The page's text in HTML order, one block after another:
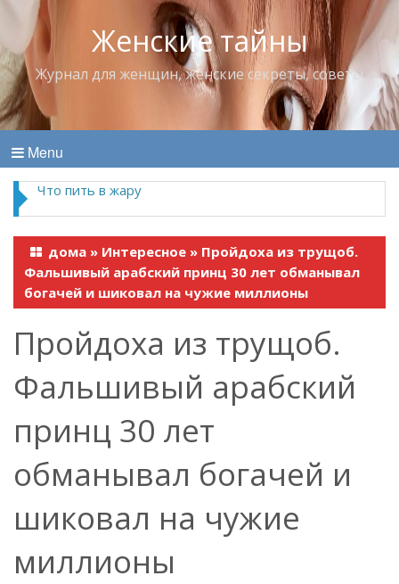
Женские тайны
Журнал для женщин, женские секреты, советы
Menu
Что пить в жару
дома » Интересное » Пройдоха из трущоб.
Фальшивый арабский принц 30 лет обманывал
богачей и шиковал на чужие миллионы
Пройдоха из трущоб.
Фальшивый арабский
принц 30 лет
обманывал богачей и
шиковал на чужие
миллионы